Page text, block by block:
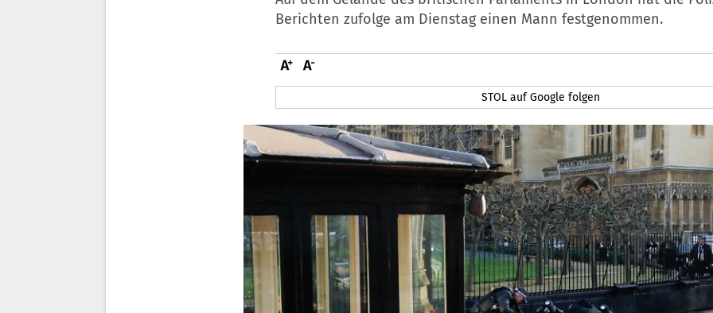
Berichten zufolge am Dienstag einen Mann festgenommen.
STOL auf Google folgen